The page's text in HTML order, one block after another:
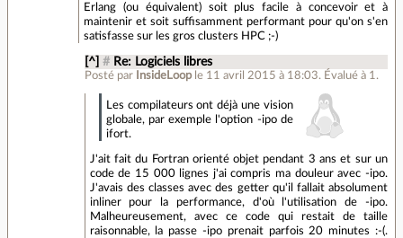
Erlang (ou équivalent) soit plus facile à concevoir et à
maintenir et soit suffisamment performant pour qu'on s'en
satisfasse sur les gros clusters HPC ;-)
[^] # Re: Logiciels libres
Posté par InsideLoop le 11 avril 2015 à 18:03. Évalué à 1 .
Les compilateurs ont déjà une vision
globale, par exemple l'option -ipo de
ifort.
J'ait fait du Fortran orienté objet pendant 3 ans et sur un
code de 15 000 lignes j'ai compris ma douleur avec -ipo.
J'avais des classes avec des getter qu'il fallait absolument
inliner pour la performance, d'où l'utilisation de -ipo.
Malheureusement, avec ce code qui restait de taille
raisonnable, la passe -ipo prenait parfois 20 minutes :-(.